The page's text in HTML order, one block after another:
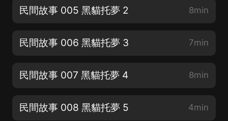
民間故事 005 黑貓托夢 2 8min
民間故事 006 黑貓托夢 3 7min
民間故事 007 黑貓托夢 4 8min
民間故事 008 黑貓托夢 5 4min